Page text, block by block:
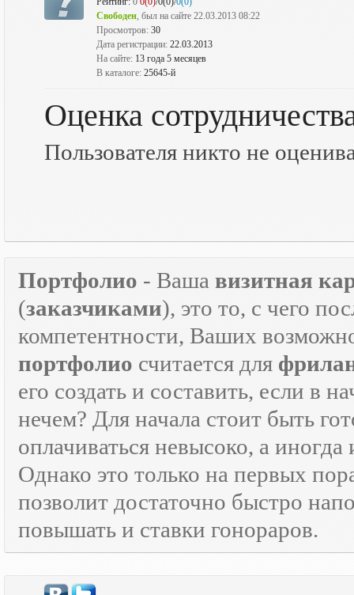
Свободен, был на сайте 22.03.2013 08:22
Просмотров: 30
Дата регистрации: 22.03.2013
На сайте: 13 года 5 месяцев
В каталоге: 25645-й
Оценка
Пользователя никто не
Портфолио - Ваша визитная
(заказчиками), это то, с чего
компетентности, Ваших
портфолио считается для
его создать и составить, если в
нечем? Для начала стоит быть
оплачиваться невысоко, а
Однако это только на первых
позволит достаточно быстро
повышать и ставки гонораров.